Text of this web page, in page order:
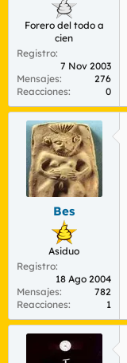
Forero del todo a
cien
Registro
7 Nov 2003
Mensajes
276
Reacciones
0
Bes
Asiduo
Registro
18 Ago 2004
Mensajes
782
Reacciones
1